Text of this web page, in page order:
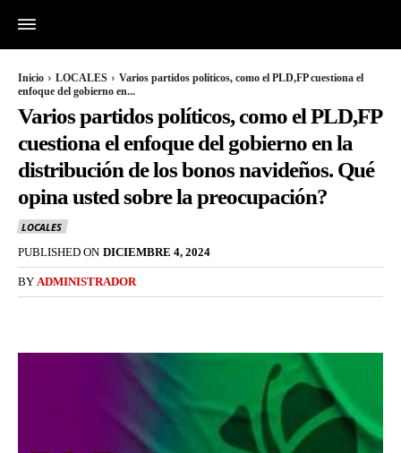
Inicio LOCALES
Varios partidos políticos, como el PLD,FP cuestiona el
enfoque del gobierno en...
Varios partidos políticos, como el PLD,FP
cuestiona el enfoque del gobierno en la
distribución de los bonos navideños. Qué
opina usted sobre la preocupación?
LOCALES
PUBLISHED ON DICIEMBRE 4, 2024
BY ADMINISTRADOR